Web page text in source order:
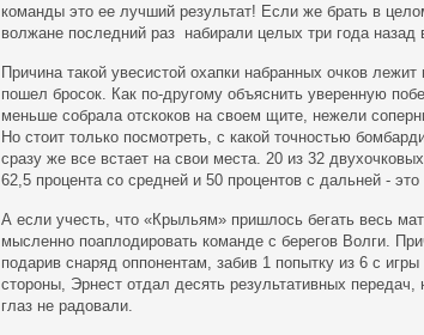
команды это ее лучший результат! Если же брать в
волжане последний раз набирали целых три года назад
Причина такой увесистой охапки набранных очков
пошел бросок. Как по-другому объяснить уверенную
меньше собрала отскоков на своем щите, нежели
Но стоит только посмотреть, с какой точностью
сразу же все встает на свои места. 20 из 32
62,5 процента со средней и 50 процентов с дальней -
А если учесть, что «Крыльям» пришлось бегать весь
мысленно поаплодировать команде с берегов Волги.
подарив снаряд оппонентам, забив 1 попытку из 6 с
стороны, Эрнест отдал десять результативных
глаз не радовали.